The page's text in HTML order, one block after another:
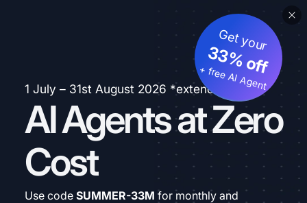
1 July – 31st August 2026 *extended
AI Agents at Zero
Cost
Get your
33% off
+ free AI Agent
Use code SUMMER-33M for monthly and